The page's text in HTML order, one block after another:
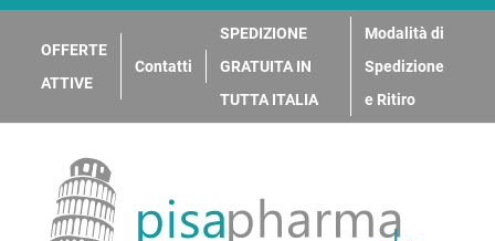
Passa
contenuto
principale
OFFERTE
ATTIVE
Contatti
SPEDIZIONE
GRATUITA IN
TUTTA ITALIA
Modalità di
Spedizione
e Ritiro
PisaPharma